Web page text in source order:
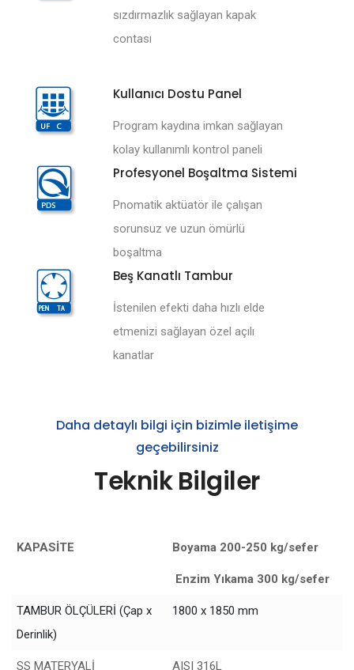
sızdırmazlık sağlayan kapak
contası
Kullanıcı Dostu Panel
Program kaydına imkan sağlayan
kolay kullanımlı kontrol paneli
Profesyonel Boşaltma Sistemi
Pnomatik aktüatör ile çalışan
sorunsuz ve uzun ömürlü
boşaltma
Beş Kanatlı Tambur
İstenilen efekti daha hızlı elde
etmenizi sağlayan özel açılı
kanatlar
Daha detaylı bilgi için bizimle iletişime
geçebilirsiniz
Teknik Bilgiler
KAPASİTE Boyama 200-250 kg/sefer
Enzim Yıkama 300 kg/sefer
TAMBUR ÖLÇÜLERİ (Çap x
Derinlik)
1800 x 1850 mm
SS MATERYALİ AISI 316L